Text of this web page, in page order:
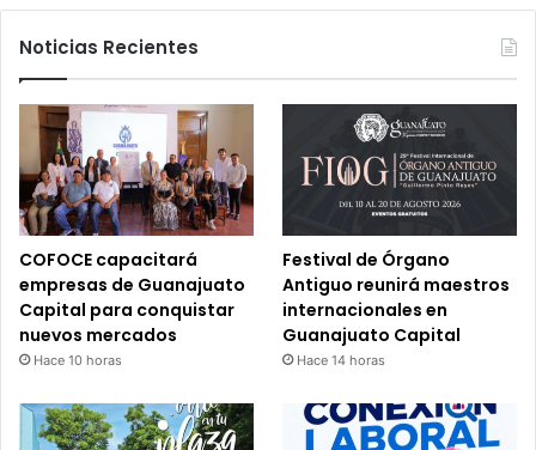
Noticias Recientes
COFOCE capacitará
empresas de Guanajuato
Capital para conquistar
nuevos mercados
Hace 10 horas
Festival de Órgano
Antiguo reunirá maestros
internacionales en
Guanajuato Capital
Hace 14 horas